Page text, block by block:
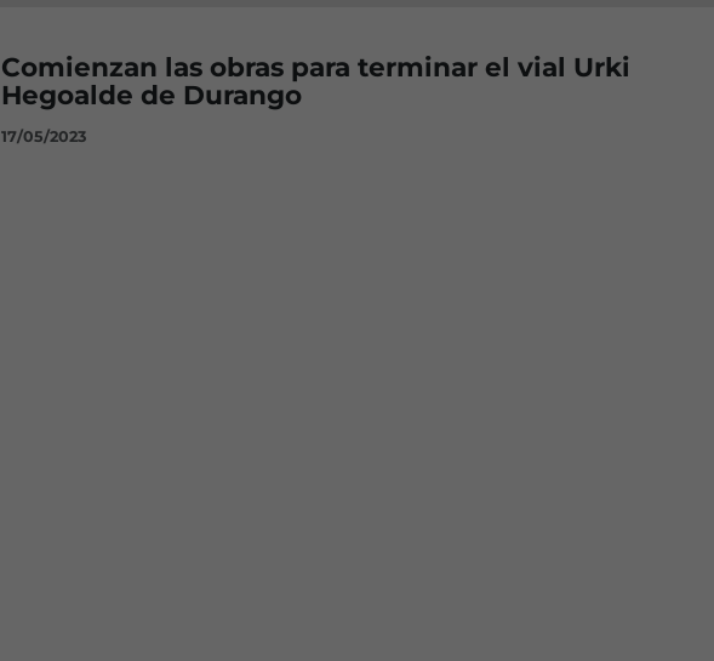
Comienzan las obras para terminar el vial Urki
Hegoalde de Durango
17/05/2023